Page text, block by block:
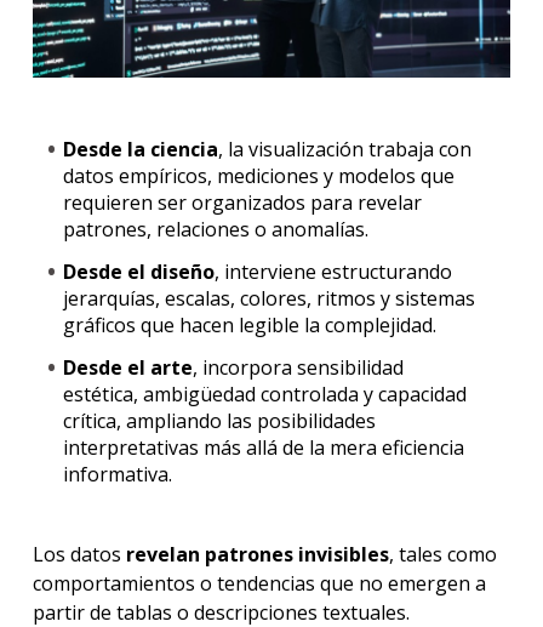
Desde la ciencia, la visualización trabaja con
datos empíricos, mediciones y modelos que
requieren ser organizados para revelar
patrones, relaciones o anomalías.
Desde el diseño, interviene estructurando
jerarquías, escalas, colores, ritmos y sistemas
gráficos que hacen legible la complejidad.
Desde el arte, incorpora sensibilidad
estética, ambigüedad controlada y capacidad
crítica, ampliando las posibilidades
interpretativas más allá de la mera eficiencia
informativa.
Los datos revelan patrones invisibles, tales como
comportamientos o tendencias que no emergen a
partir de tablas o descripciones textuales.